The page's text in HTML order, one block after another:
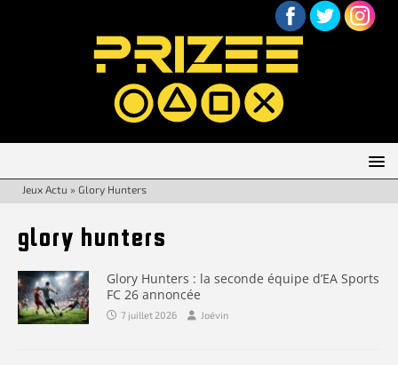
Jeux Actu » Glory Hunters
glory hunters
Glory Hunters : la seconde équipe d’EA Sports
FC 26 annoncée
7 juillet 2026 Joévin